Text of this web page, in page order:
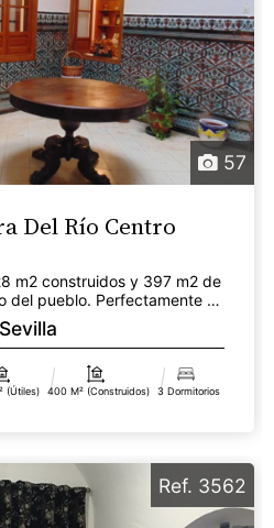
57
Del Río Centro
m2 construidos y 397 m2 de
Perfectamente se
pu...
Sevilla
(útiles) 400 M² (construidos) 3 Dormitorios
Ref. 3562